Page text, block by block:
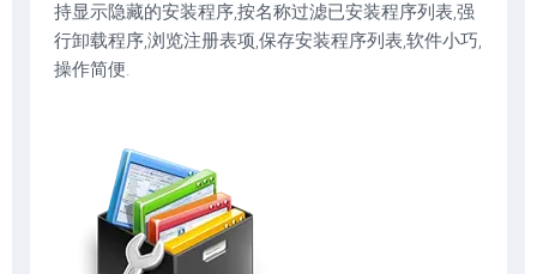
持显示隐藏的安装程序,按名称过滤已安装程序列表,强
行卸载程序,浏览注册表项,保存安装程序列表,软件小巧,
操作简便.